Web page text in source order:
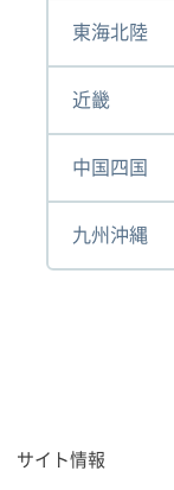
東海北陸
近畿
中国四国
九州沖縄
サイト情報